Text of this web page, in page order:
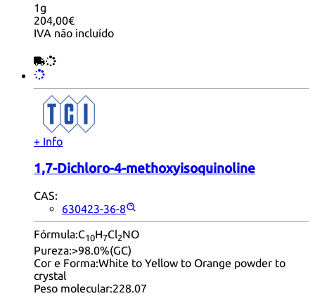
1g
204,00€
IVA não incluído
+ Info
1,7-Dichloro-4-methoxyisoquinoline
CAS:
630423-36-8
Fórmula:C10H7Cl2NO
Pureza:>98.0%(GC)
Cor e Forma:White to Yellow to Orange powder to
crystal
Peso molecular:228.07